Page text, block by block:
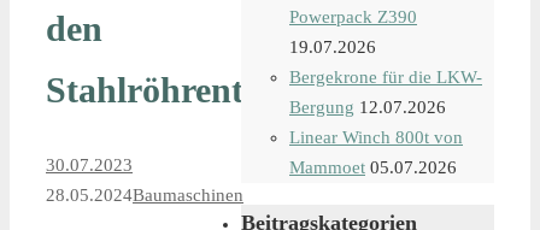
den
Stahlröhrentransport
30.07.2023
28.05.2024Baumaschinen
Powerpack Z390
19.07.2026
Bergekrone für die LKW-
Bergung 12.07.2026
Linear Winch 800t von
Mammoet 05.07.2026
Beitragskategorien